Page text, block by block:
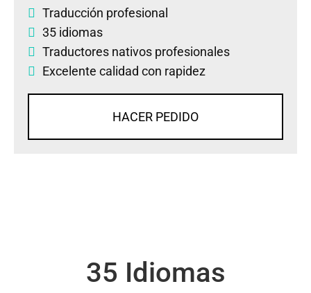
Traducción profesional
35 idiomas
Traductores nativos profesionales
Excelente calidad con rapidez
HACER PEDIDO
35 Idiomas